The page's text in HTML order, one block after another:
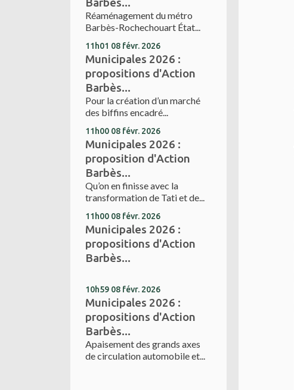
Réaménagement du métro
Barbès-Rochechouart État...
11h01 08 févr. 2026
Municipales 2026 :
propositions d'Action
Barbès...
Pour la création d’un marché
des biffins encadré...
11h00 08 févr. 2026
Municipales 2026 :
proposition d'Action
Barbès...
Qu’on en finisse avec la
transformation de Tati et de...
11h00 08 févr. 2026
Municipales 2026 :
propositions d'Action
Barbès...
10h59 08 févr. 2026
Municipales 2026 :
propositions d'Action
Barbès...
Apaisement des grands axes
de circulation automobile et...